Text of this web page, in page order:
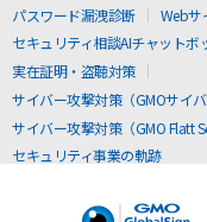
パスワード漏洩診断
Webサ
セキュリティ相談AIチャットボ
実在証明・盗聴対策
サイバー攻撃対策（GMOサイ
サイバー攻撃対策（GMO Flatt
セキュリティ事業の軌跡